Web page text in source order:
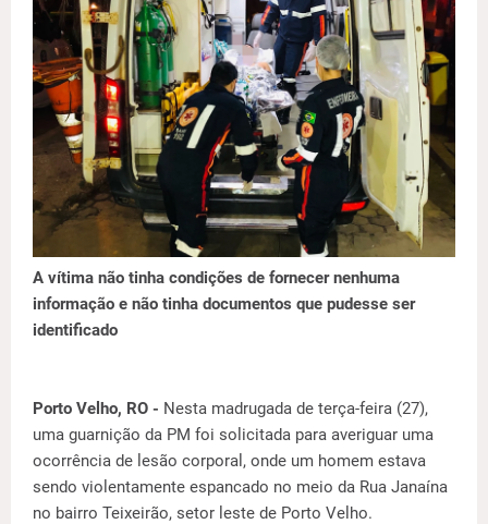
A vítima não tinha condições de fornecer nenhuma
informação e não tinha documentos que pudesse ser
identificado
Porto Velho, RO - Nesta madrugada de terça-feira (27),
uma guarnição da PM foi solicitada para averiguar uma
ocorrência de lesão corporal, onde um homem estava
sendo violentamente espancado no meio da Rua Janaína
no bairro Teixeirão, setor leste de Porto Velho.